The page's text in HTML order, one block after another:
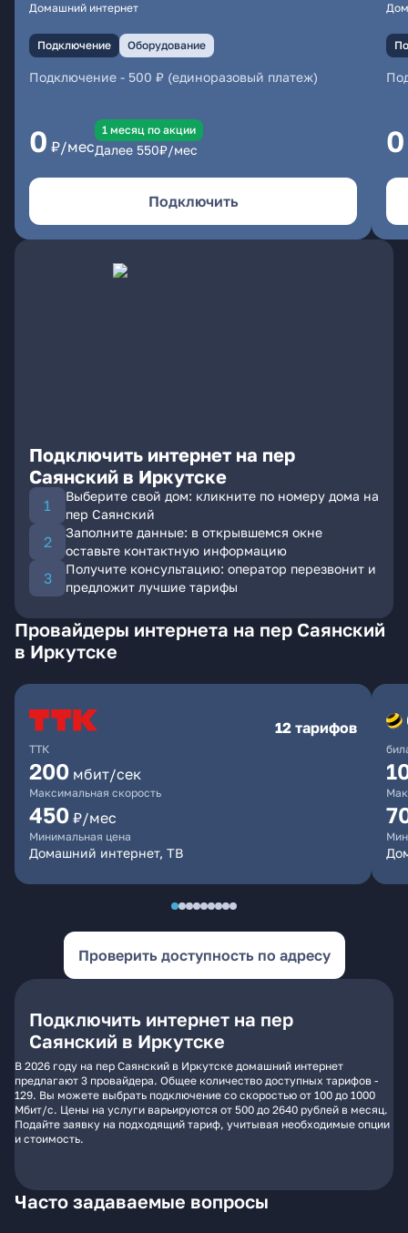
Домашний интернет
Подключение Оборудование
Подключение - 500 ₽ (единоразовый платеж)
0 ₽/мес
1 месяц по акции
Далее 550₽/мес
Подключить
0
Подключить интернет на пер
Саянский в Иркутске
Выберите свой дом: кликните по номеру дома на
пер Саянский
Заполните данные: в открывшемся окне
оставьте контактную информацию
Получите консультацию: оператор перезвонит и
предложит лучшие тарифы
Провайдеры интернета на пер Саянский
в Иркутске
ТТК
12 тарифов
200 мбит/сек
Максимальная скорость
450 ₽/мес
Минимальная цена
Домашний интернет, ТВ
Проверить доступность по адресу
Подключить интернет на пер
Саянский в Иркутске
В 2026 году на пер Саянский в Иркутске домашний интернет
предлагают 3 провайдера. Общее количество доступных тарифов -
129. Вы можете выбрать подключение со скоростью от 100 до 1000
Мбит/с. Цены на услуги варьируются от 500 до 2640 рублей в месяц.
Подайте заявку на подходящий тариф, учитывая необходимые опции
и стоимость.
Часто задаваемые вопросы